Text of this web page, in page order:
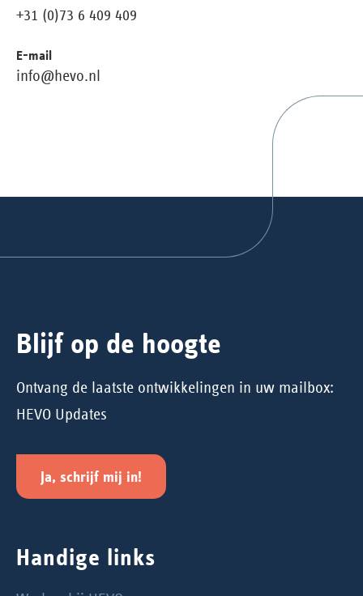
+31 (0)73 6 409 409
E-mail
info@hevo.nl
Blijf op de hoogte
Ontvang de laatste ontwikkelingen in uw mailbox:
HEVO Updates
Ja, schrijf mij in!
Handige links